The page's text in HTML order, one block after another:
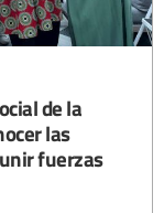
de la
las
fuerzas